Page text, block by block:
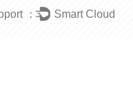
： Smart Cloud